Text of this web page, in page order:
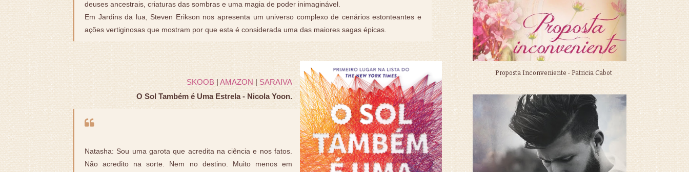
deuses ancestrais, criaturas das sombras e uma magia de poder inimaginável.
Em Jardins da lua, Steven Erikson nos apresenta um universo complexo de cenários estonteantes e
ações vertiginosas que mostram por que esta é considerada uma das maiores sagas épicas.
SKOOB| AMAZON | SARAIVA
O Sol Também é Uma Estrela - Nicola Yoon.
Natasha: Sou uma garota que acredita na ciência e nos fatos.
Não acredito na sorte. Nem no destino. Muito menos em
Proposta Inconveniente - Patricia Cabot